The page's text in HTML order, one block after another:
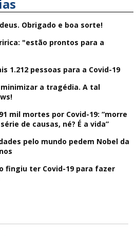
Obrigado e boa sorte!
"estão prontos para a
1.212 pessoas para a Covid-19
a tragédia. A tal
mil mortes por Covid-19: “morre
de causas, né? É a vida”
pelo mundo pedem Nobel da
fingiu ter Covid-19 para fazer